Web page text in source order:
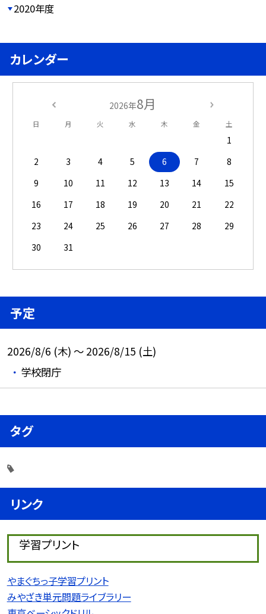
2020年度
カレンダー
2026年8月
日 月 火 水 木 金 土
1
2
3 4 5 6 7
8
9
10 11 12 13 14
15
16
17 18 19 20 21
22
23
24 25 26 27 28
29
30
31
予定
2026/8/6 (木) ～ 2026/8/15 (土)
学校閉庁
タグ
リンク
学習プリント
やまぐちっ子学習プリント
みやざき単元問題ライブラリー